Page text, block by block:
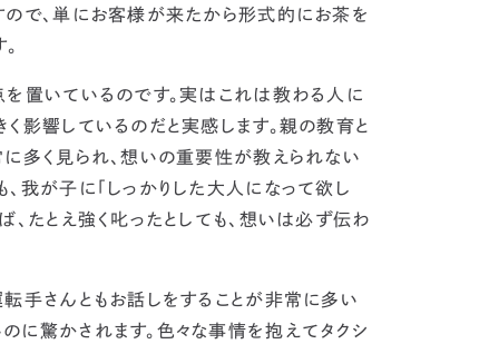
ので、単にお客様が来たから形式的にお茶を
置いているのです。実はこれは教わる人に
影響しているのだと実感します。 親の教育と
多く見られ、想いの重要性が教えられない
我が子に「しっかりした大人になって欲し
たとえ強く叱ったとしても、想いは必ず伝わ
手さんともお話しをすることが非常に多い
に驚かされます。色々な事情を抱えてタクシ